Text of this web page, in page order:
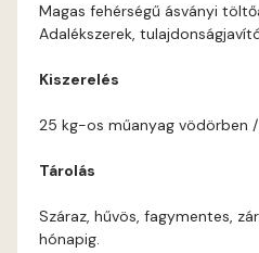
Magas fehérségű ásványi
Adalékszerek,
Kiszerelés
25 kg-os műanyag vödörben
Tárolás
Száraz, hűvös, fagymentes,
hónapig.